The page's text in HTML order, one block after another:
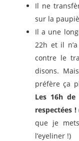
Il ne
sur la
Il a une
22h et il
contre le
disons.
préfère ça
Les 16h
respectées !
que je
l’eyeliner !)